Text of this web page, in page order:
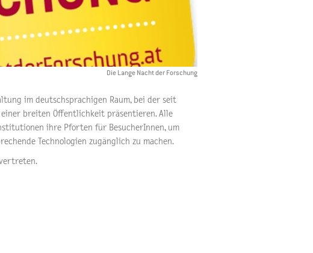
Die Lange Nacht der Forschung
im deutschsprachigen Raum, bei der seit
breiten Öffentlichkeit präsentieren. Alle
ihre Pforten für BesucherInnen, um
Technologien zugänglich zu machen.